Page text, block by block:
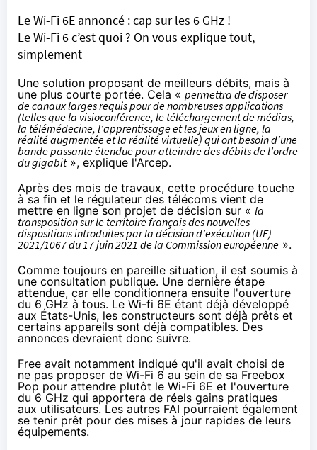
Le Wi-Fi 6E annoncé : cap sur les 6 GHz !
Le Wi-Fi 6 c’est quoi ? On vous explique tout,
simplement
Une solution proposant de meilleurs débits, mais à
une plus courte portée. Cela « permettra de disposer
de canaux larges requis pour de nombreuses applications
(telles que la visioconférence, le téléchargement de médias,
la télémédecine, l’apprentissage et les jeux en ligne, la
réalité augmentée et la réalité virtuelle) qui ont besoin d’une
bande passante étendue pour atteindre des débits de l’ordre
du gigabit», explique l'Arcep.
Après des mois de travaux, cette procédure touche
à sa fin et le régulateur des télécoms vient de
mettre en ligne son projet de décision sur « la
transposition sur le territoire français des nouvelles
dispositions introduites par la décision d’exécution (UE)
2021/1067 du 17 juin 2021 de la Commission européenne ».
Comme toujours en pareille situation, il est soumis à
une consultation publique. Une dernière étape
attendue, car elle conditionnera ensuite l'ouverture
du 6 GHz à tous. Le Wi-fi 6E étant déjà développé
aux États-Unis, les constructeurs sont déjà prêts et
certains appareils sont déjà compatibles. Des
annonces devraient donc suivre.
Free avait notamment indiqué qu'il avait choisi de
ne pas proposer de Wi-Fi 6 au sein de sa Freebox
Pop pour attendre plutôt le Wi-Fi 6E et l'ouverture
du 6 GHz qui apportera de réels gains pratiques
aux utilisateurs. Les autres FAI pourraient également
se tenir prêt pour des mises à jour rapides de leurs
équipements.